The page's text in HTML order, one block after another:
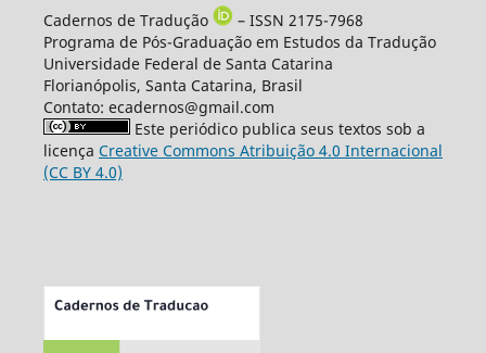
Cadernos de Tradução
– ISSN 2175-7968
Programa de Pós-Graduação em Estudos da Tradução
Universidade Federal de Santa Catarina
Florianópolis, Santa Catarina, Brasil
Contato: ecadernos@gmail.com
Este periódico publica seus textos sob a
licença Creative Commons Atribuição 4.0 Internacional
(CC BY 4.0)